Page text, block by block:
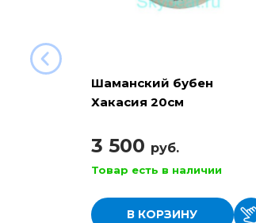
Шаманский бубен
Хакасия 20см
3 500 руб.
Товар есть в наличии
В КОРЗИНУ